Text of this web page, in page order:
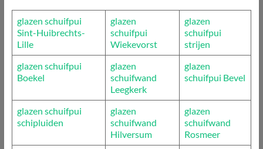
glazen schuifpui
Sint-Huibrechts-
Lille
glazen
schuifpui
Wiekevorst
glazen
schuifpui
strijen
glazen schuifpui
Boekel
glazen
schuifwand
Leegkerk
glazen
schuifpui Bevel
glazen schuifpui
schipluiden
glazen
schuifwand
Hilversum
glazen
schuifwand
Rosmeer